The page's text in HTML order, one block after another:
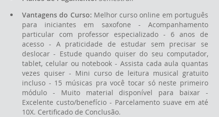
Vantagens do Curso: Melhor curso online em português
para iniciantes em saxofone - Acompanhamento
particular com professor especializado - 6 anos de
acesso - A praticidade de estudar sem precisar se
deslocar - Estude quando quiser do seu computador,
tablet, celular ou notebook - Assista cada aula quantas
vezes quiser - Mini curso de leitura musical gratuito
incluso - 15 músicas pra você tocar só neste primeiro
módulo - Muito material disponível para baixar -
Excelente custo/benefício - Parcelamento suave em até
10X. Certificado de Conclusão.